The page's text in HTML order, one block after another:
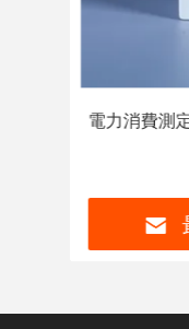
電力消費測